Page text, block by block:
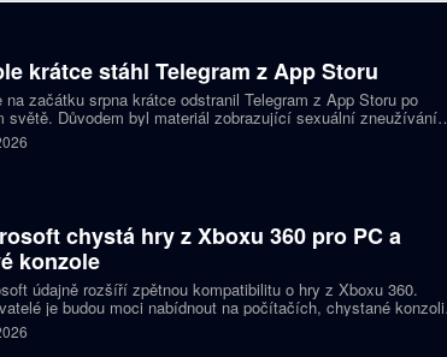
krátce stáhl Telegram z App Storu
na začátku srpna krátce odstranil Telegram z App Storu po
světě. Důvodem byl materiál zobrazující sexuální zneužívání
podle firmy sdílel jeden uživatel. Telegram účet rychle
a aplikace se ještě během stejného dne do obchodu vrátila.
chystá hry z Xboxu 360 pro PC a
konzole
údajně rozšíří zpětnou kompatibilitu o hry z Xboxu 360.
je budou moci nabídnout na počítačích, chystané konzoli
Helix i přenosných zařízeních. První tituly by mohly dorazit
let 2027 a 2028.